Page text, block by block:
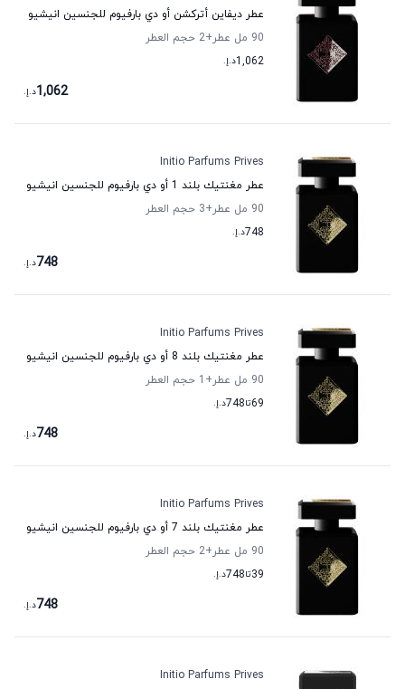
عطر ديفاين أتركشن أو دي بارفيوم للجنسين انيشيو
90 مل عطر
+2
حجم العطر
1,062د.إ.
1,062د.إ.
Initio Parfums Prives
عطر مغنتيك بلند 1 أو دي بارفيوم للجنسين انيشيو
90 مل عطر
+3
حجم العطر
748د.إ.
748د.إ.
Initio Parfums Prives
عطر مغنتيك بلند 8 أو دي بارفيوم للجنسين انيشيو
90 مل عطر
+1
حجم العطر
69تا748د.إ.
748د.إ.
Initio Parfums Prives
عطر مغنتيك بلند 7 أو دي بارفيوم للجنسين انيشيو
90 مل عطر
+2
حجم العطر
39تا748د.إ.
748د.إ.
Initio Parfums Prives